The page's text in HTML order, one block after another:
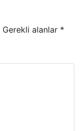
Gerekli alanlar *